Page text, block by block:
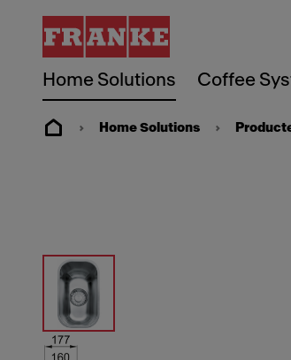
Home Solutions Coffee
Home Solutions